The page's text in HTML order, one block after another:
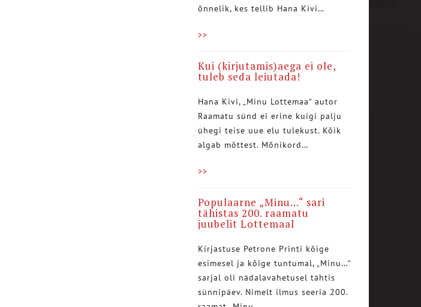
õnnelik, kes tellib Hana Kivi…
>>
Kui (kirjutamis)aega ei ole,
tuleb seda leiutada!
Hana Kivi, „Minu Lottemaa“ autor
Raamatu sünd ei erine kuigi palju
ühegi teise uue elu tulekust. Kõik
algab mõttest. Mõnikord…
>>
Populaarne „Minu…“ sari
tähistas 200. raamatu
juubelit Lottemaal
Kirjastuse Petrone Printi kõige
esimesel ja kõige tuntumal, „Minu…“
sarjal oli nädalavahetusel tähtis
sünnipäev. Nimelt ilmus seeria 200.